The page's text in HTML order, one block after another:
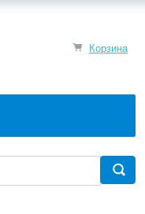
Корзина